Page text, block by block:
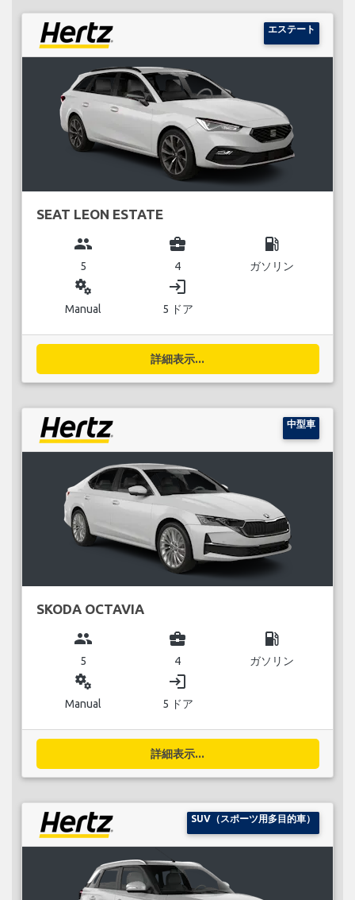
エステート
SEAT LEON ESTATE
group
5
business_center
4
local_gas_station
ガソリン
miscellaneous_services
Manual
login
5 ドア
詳細表示...
中型車
SKODA OCTAVIA
group
5
business_center
4
local_gas_station
ガソリン
miscellaneous_services
Manual
login
5 ドア
詳細表示...
SUV（スポーツ用多目的車）